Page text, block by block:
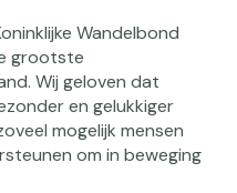
Wandelbond
grootste
Wij geloven dat
en gelukkiger
mogelijk mensen
om in beweging